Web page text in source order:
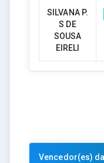
SILVANA P.
S DE
SOUSA
EIRELI
Vencedor(es)